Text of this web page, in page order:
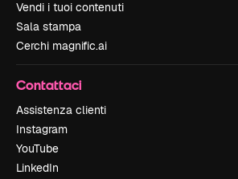
Vendi i tuoi contenuti
Sala stampa
Cerchi magnific.ai
Contattaci
Assistenza clienti
Instagram
YouTube
LinkedIn